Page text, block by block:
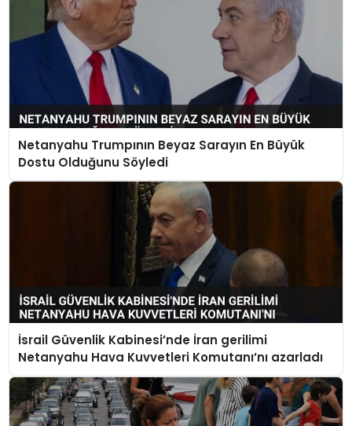
Netanyahu Trumpının Beyaz Sarayın En Büyük
Dostu Olduğunu Söyledi
İsrail Güvenlik Kabinesi’nde İran gerilimi
Netanyahu Hava Kuvvetleri Komutanı’nı azarladı